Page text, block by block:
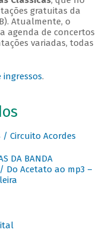
gratuitas da
Atualmente, o
agenda de concertos
variadas, todas
ingressos.
/ Circuito Acordes
DA BANDA
/ Do Acetato ao mp3 –